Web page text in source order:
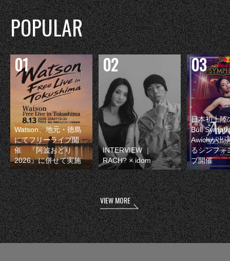
POPULAR
Watson、地元・徳島
にてフリーライブ開
催 『阿波おどり
2026』に併せて実施
INTERVIEW ｜
RACH? × idom
日本初上陸
Bull
Awichが出
るシンフォ
ブ開催
VIEW MORE